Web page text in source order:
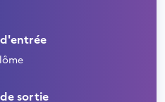
sortie